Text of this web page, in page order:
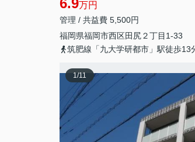
6.9万円
管理 / 共益費 5,500円
福岡県福岡市西区田尻２丁目1-33
筑肥線「九大学研都市」駅徒歩13
1/11